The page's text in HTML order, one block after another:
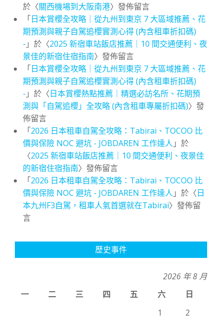
於〈關西機場到大阪南港〉發佈留言
「日本賞櫻全攻略｜從九州到東京 7 大區域推薦、花
期預測與親子自駕追櫻實測心得 (內含租車折扣碼)
- 」於〈2025 新宿車站飯店推薦｜10 間交通便利、夜
景佳的新宿住宿指南〉發佈留言
「日本賞櫻全攻略｜從九州到東京 7 大區域推薦、花
期預測與親子自駕追櫻實測心得 (內含租車折扣碼)
- 」於〈日本賞櫻熱點推薦｜精選必訪名所、花期預
測與「自駕追櫻」全攻略 (內含租車專屬折扣碼)〉發
佈留言
「2026 日本租車自駕全攻略：Tabirai、TOCOO 比
價與保險 NOC 避坑 - JOBDAREN 工作達人 」於
〈2025 新宿車站飯店推薦｜10 間交通便利、夜景佳
的新宿住宿指南〉發佈留言
「2026 日本租車自駕全攻略：Tabirai、TOCOO 比
價與保險 NOC 避坑 - JOBDAREN 工作達人 」於〈日
本九州F3自駕，租車人氣首選就在Tabirai〉發佈留
言
歷史事件
2026 年 8 月
一
二 三 四 五 六
日
1
2